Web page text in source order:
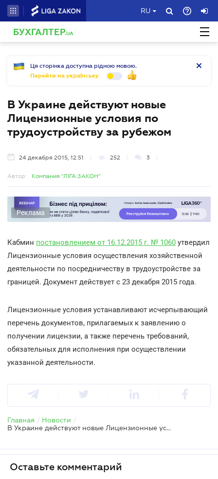
RU
БУХГАЛТЕР.UA
Ця сторінка доступна рідною мовою.
Перейти на українську
В Украине действуют новые
Лицензионные условия по
трудоустройству за рубежом
24 декабря 2015, 12:51 252 3
Автор: Компания "ЛІГА:ЗАКОН"
Реклама
Кабмин постановлением от 16.12.2015 г. № 1060 утвердил
Лицензионные условия осуществления хозяйственной
деятельности по посредничеству в трудоустройстве за
границей. Документ действует с 23 декабря 2015 года.
Лицензионные условия устанавливают исчерпывающий
перечень документов, прилагаемых к заявлению о
получении лицензии, а также перечень требований,
обязательных для исполнения при осуществлении
указанной деятельности.
Главная / Новости /
В Украине действуют новые Лицензионные условия по трудоустройству за рубежом
Оставьте комментарий